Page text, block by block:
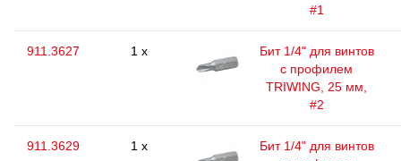
#1
911.3627 1 x
Бит 1/4" для винтов
с профилем
TRIWING, 25 мм,
#2
911.3629 1 x
Бит 1/4" для винтов